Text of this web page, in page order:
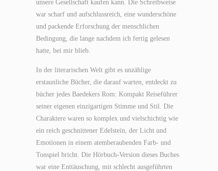
unsere Gesellschaft kaufen kann. Die Schreibweise
war scharf und aufschlussreich, eine wunderschöne
und packende Erforschung der menschlichen
Bedingung, die lange nachdem ich fertig gelesen
hatte, bei mir blieb.
In der literarischen Welt gibt es unzählige
erstaunliche Bücher, die darauf warten, entdeckt zu
bücher jedes Baedekers Rom: Kompakt Reiseführer
seiner eigenen einzigartigen Stimme und Stil. Die
Charaktere waren so komplex und vielschichtig wie
ein reich geschnittener Edelstein, der Licht und
Emotionen in einem atemberaubenden Farb- und
Tonspiel bricht. Die Hörbuch-Version dieses Buches
war eine Enttäuschung, mit schlecht ausgeführten